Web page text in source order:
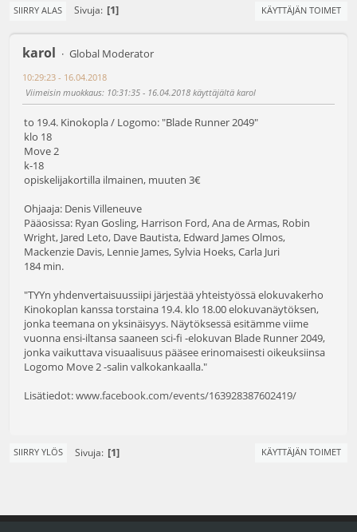
SIIRRY ALAS Sivuja 1 KÄYTTÄJÄN TOIMET
karol Global Moderator
10:29:23 - 16.04.2018
Viimeisin muokkaus: 10:31:35 - 16.04.2018 käyttäjältä karol
to 19.4. Kinokopla / Logomo: "Blade Runner 2049"
klo 18
Move 2
k-18
opiskelijakortilla ilmainen, muuten 3€
Ohjaaja: Denis Villeneuve
Pääosissa: Ryan Gosling, Harrison Ford, Ana de Armas, Robin
Wright, Jared Leto, Dave Bautista, Edward James Olmos,
Mackenzie Davis, Lennie James, Sylvia Hoeks, Carla Juri
184 min.
"TYYn yhdenvertaisuussiipi järjestää yhteistyössä elokuvakerho
Kinokoplan kanssa torstaina 19.4. klo 18.00 elokuvanäytöksen,
jonka teemana on yksinäisyys. Näytöksessä esitämme viime
vuonna ensi-iltansa saaneen sci-fi -elokuvan Blade Runner 2049,
jonka vaikuttava visuaalisuus pääsee erinomaisesti oikeuksiinsa
Logomo Move 2 -salin valkokankaalla."
Lisätiedot:www.facebook.com/events/163928387602419/
SIIRRY YLÖS Sivuja 1 KÄYTTÄJÄN TOIMET